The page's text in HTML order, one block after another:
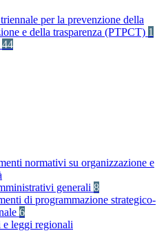
per la prevenzione della
e della trasparenza (PTPCT) 1
44
normativi su organizzazione e
generali 8
di programmazione strategico-
6
e leggi regionali